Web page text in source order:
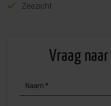
Zeezicht
Vraag